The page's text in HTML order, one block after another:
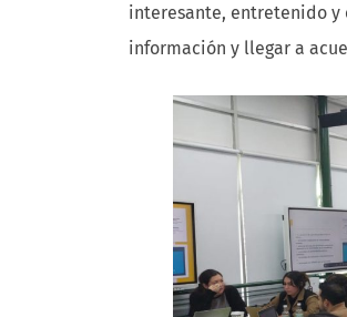
interesante, entretenido
información y llegar a